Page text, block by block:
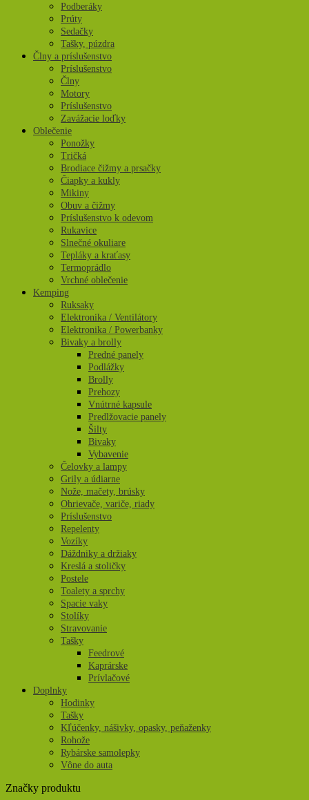
Podberáky
Prúty
Sedačky
Tašky, púzdra
Člny a príslušenstvo
Príslušenstvo
Člny
Motory
Príslušenstvo
Zavážacie loďky
Oblečenie
Ponožky
Tričká
Brodiace čižmy a prsačky
Čiapky a kukly
Mikiny
Obuv a čižmy
Príslušenstvo k odevom
Rukavice
Slnečné okuliare
Tepláky a kraťasy
Termoprádlo
Vrchné oblečenie
Kemping
Ruksaky
Elektronika / Ventilátory
Elektronika / Powerbanky
Bivaky a brolly
Predné panely
Podlážky
Brolly
Prehozy
Vnútrné kapsule
Predlžovacie panely
Šilty
Bivaky
Vybavenie
Čelovky a lampy
Grily a údiarne
Nože, mačety, brúsky
Ohrievače, variče, riady
Príslušenstvo
Repelenty
Vozíky
Dáždniky a držiaky
Kreslá a stoličky
Postele
Toalety a sprchy
Spacie vaky
Stolíky
Stravovanie
Tašky
Feedrové
Kaprárske
Prívlačové
Doplnky
Hodinky
Tašky
Kľúčenky, nášivky, opasky, peňaženky
Rohože
Rybárske samolepky
Vône do auta
Značky produktu